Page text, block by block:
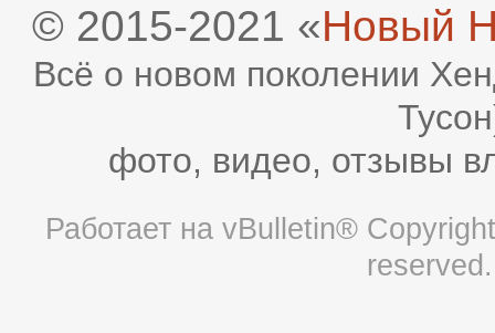
© 2015-2021 «Новый
Всё о новом поколении
фото, видео, отзывы
Работает на vBulletin®